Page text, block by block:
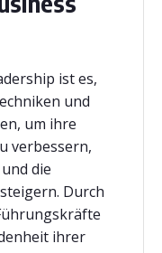
ist es,
und
um ihre
verbessern,
die
Durch
ihrer